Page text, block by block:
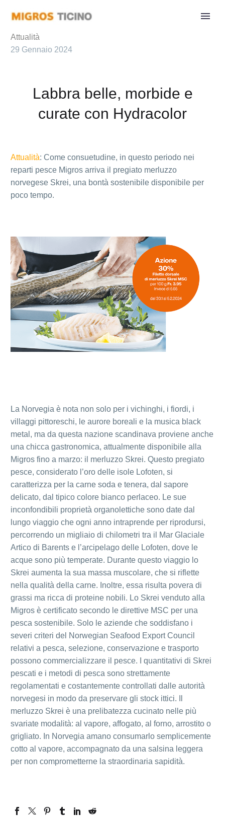
Attualità
29 Gennaio 2024
Labbra belle, morbide e
curate con Hydracolor
Attualità: Come consuetudine, in questo periodo nei
reparti pesce Migros arriva il pregiato merluzzo
norvegese Skrei, una bontà sostenibile disponibile per
poco tempo.
La Norvegia è nota non solo per i vichinghi, i fiordi, i
villaggi pittoreschi, le aurore boreali e la musica black
metal, ma da questa nazione scandinava proviene anche
una chicca gastronomica, attualmente disponibile alla
Migros fino a marzo: il merluzzo Skrei. Questo pregiato
pesce, considerato l’oro delle isole Lofoten, si
caratterizza per la carne soda e tenera, dal sapore
delicato, dal tipico colore bianco perlaceo. Le sue
inconfondibili proprietà organolettiche sono date dal
lungo viaggio che ogni anno intraprende per riprodursi,
percorrendo un migliaio di chilometri tra il Mar Glaciale
Artico di Barents e l’arcipelago delle Lofoten, dove le
acque sono più temperate. Durante questo viaggio lo
Skrei aumenta la sua massa muscolare, che si riflette
nella qualità della carne. Inoltre, essa risulta povera di
grassi ma ricca di proteine nobili. Lo Skrei venduto alla
Migros è certificato secondo le direttive MSC per una
pesca sostenibile. Solo le aziende che soddisfano i
severi criteri del Norwegian Seafood Export Council
relativi a pesca, selezione, conservazione e trasporto
possono commercializzare il pesce. I quantitativi di Skrei
pescati e i metodi di pesca sono strettamente
regolamentati e costantemente controllati dalle autorità
norvegesi in modo da preservare gli stock ittici. Il
merluzzo Skrei è una prelibatezza cucinato nelle più
svariate modalità: al vapore, affogato, al forno, arrostito o
grigliato. In Norvegia amano consumarlo semplicemente
cotto al vapore, accompagnato da una salsina leggera
per non comprometterne la straordinaria sapidità.